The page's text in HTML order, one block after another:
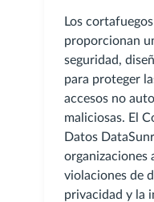
Los
proporcionan
seguridad,
para proteger
accesos no
maliciosas. El
Datos
organizaciones
violaciones de
privacidad y la